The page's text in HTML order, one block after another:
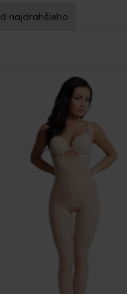
najdrahšieho